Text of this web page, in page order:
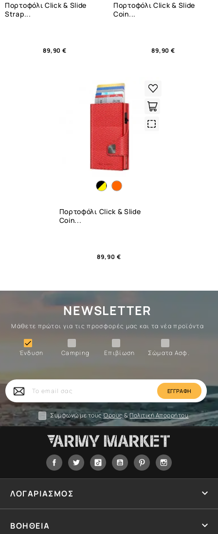
Πορτοφόλι Click & Slide
Strap...
89,90 €
Πορτοφόλι Click & Slide
Coin...
89,90 €
Πορτοφόλι Click & Slide
Coin...
89,90 €
Quick
NEWSLETTER
Μάθετε πρώτοι για τις προσφορές μας και τα νέα προϊόντα
Σώματα
Σώματα Ασφ.
Επιβίωση
Επιβίωση
Camping
Camping
Ένδυση

Ένδυση
Το
email
σας
Συμφωνώ με τουςΌρους&Πολιτική Απορρήτου
FacebookTwitter Tiktok YouTube Pinterest
ΒΟΗΘΕΙΑ 
ΛΟΓΑΡΙΑΣΜΟΣ 